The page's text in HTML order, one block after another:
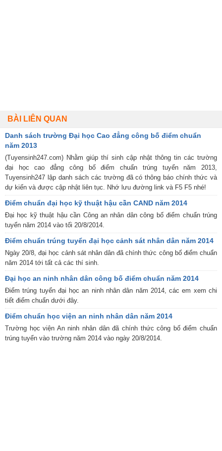
BÀI LIÊN QUAN
Danh sách trường Đại học Cao đẳng công bố điểm chuẩn
năm 2013
(Tuyensinh247.com) Nhằm giúp thí sinh cập nhật thông tin các trường
đại học cao đẳng công bố điểm chuẩn trúng tuyển năm 2013,
Tuyensinh247 lập danh sách các trường đã có thông báo chính thức và
dự kiến và được cập nhật liên tục. Nhớ lưu đường link và F5 F5 nhé!
Điểm chuẩn đại học kỹ thuật hậu cần CAND năm 2014
Đại học kỹ thuật hậu cần Công an nhân dân công bố điểm chuẩn trúng
tuyển năm 2014 vào tối 20/8/2014.
Điểm chuẩn trúng tuyển đại học cảnh sát nhân dân năm 2014
Ngày 20/8, đại học cảnh sát nhân dân đã chính thức công bố điểm chuẩn
năm 2014 tới tất cả các thí sinh.
Đại học an ninh nhân dân công bố điểm chuẩn năm 2014
Điểm trúng tuyển đại học an ninh nhân dân năm 2014, các em xem chi
tiết điểm chuẩn dưới đây.
Điểm chuẩn học viện an ninh nhân dân năm 2014
Trường học viện An ninh nhân dân đã chính thức công bố điểm chuẩn
trúng tuyển vào trường năm 2014 vào ngày 20/8/2014.